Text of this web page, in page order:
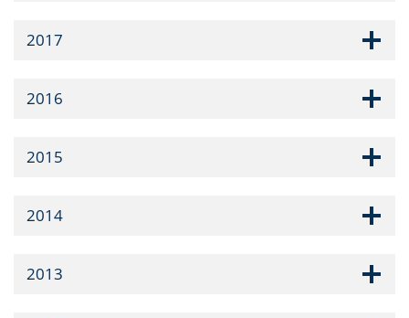
2017
2016
2015
2014
2013